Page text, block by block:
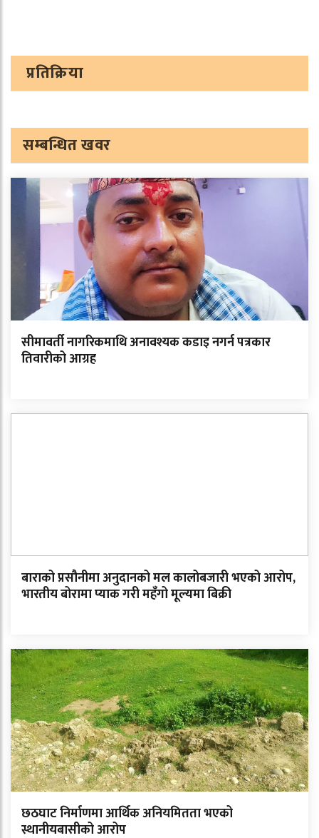
प्रतिक्रिया
सम्बन्धित खवर
सीमावर्ती नागरिकमाथि अनावश्यक कडाइ नगर्न पत्रकार
तिवारीको आग्रह
बाराको प्रसौनीमा अनुदानको मल कालोबजारी भएको आरोप,
भारतीय बोरामा प्याक गरी महँगो मूल्यमा बिक्री
छठघाट निर्माणमा आर्थिक अनियमितता भएको
स्थानीयबासीको आरोप